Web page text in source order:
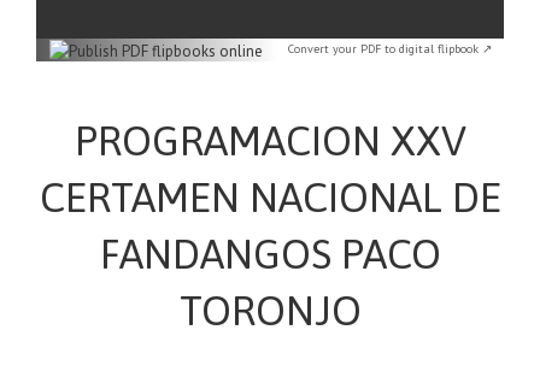
Convert your PDF to digital flipbook ↗
PROGRAMACION XXV
CERTAMEN NACIONAL DE
FANDANGOS PACO
TORONJO